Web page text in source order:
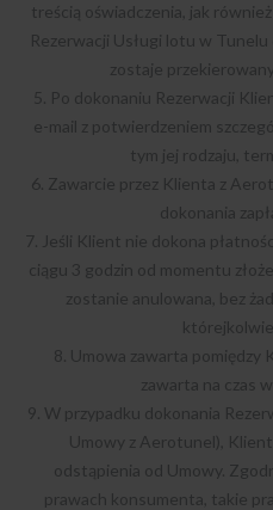
treścią oświadczenia, jak
Rezerwacji Usługi lotu w
zostaje
5. Po dokonaniu Rezerwacji
e-mail z potwierdzeniem
tym jej rodzaju,
6. Zawarcie przez Klienta z
dokonania
7. Jeśli Klient nie dokona
ciągu 3 godzin od momentu
zostanie anulowana, bez
8. Umowa zawarta
zawarta na czas
9. W przypadku dokonania
Umowy z Aerotunel),
odstąpienia od Umowy.
prawach konsumenta, takie